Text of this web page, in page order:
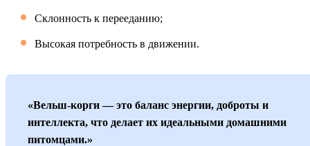
Склонность к перееданию;
Высокая потребность в движении.
«Вельш-корги — это баланс энергии, доброты и
интеллекта, что делает их идеальными домашними
питомцами.»